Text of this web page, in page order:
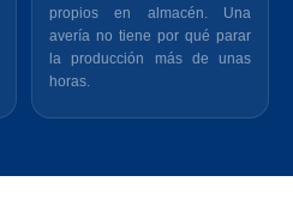
propios en almacén. Una
avería no tiene por qué parar
la producción más de unas
horas.